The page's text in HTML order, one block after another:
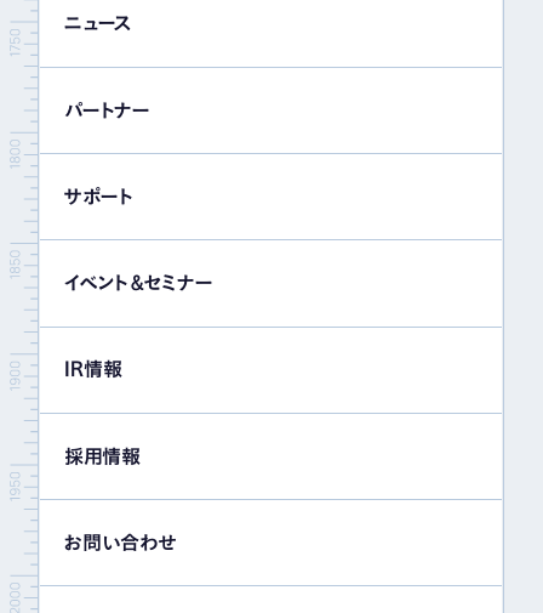
ニュース
パートナー
サポート
イベント＆セミナー
IR情報
採用情報
お問い合わせ